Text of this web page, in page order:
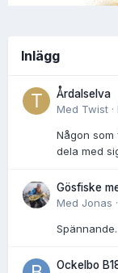
Inlägg
Årdalselva
Med Twist ·
Någon
dela med
Gösfiske
Med Jonas ·
Ockelbo